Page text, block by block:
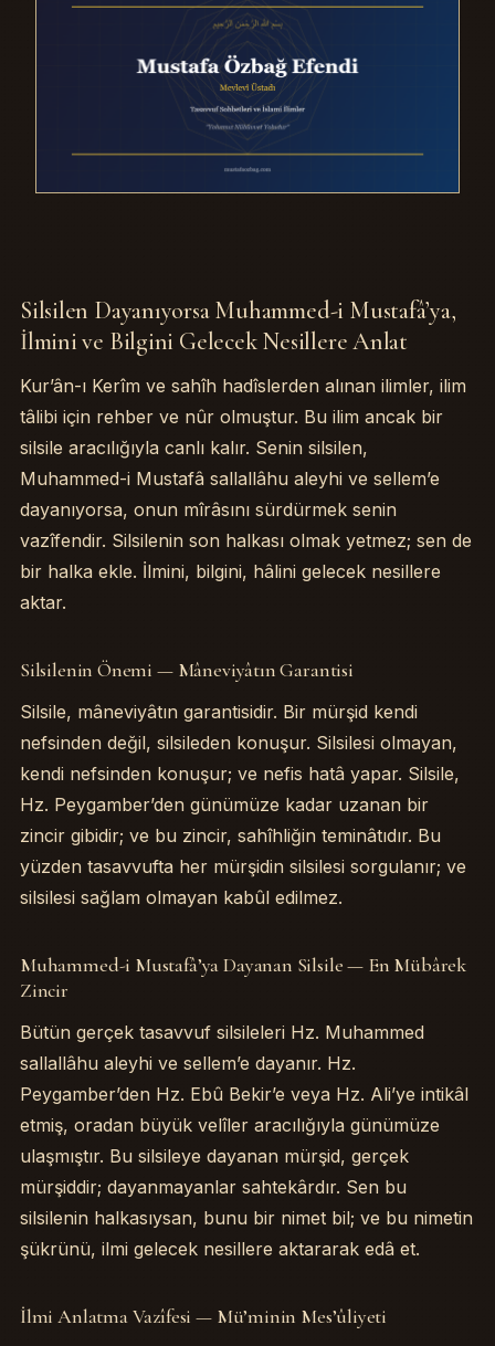
Table of Contents
Silsilen Dayanıyorsa Muhammed-i Mustafâ’ya, İlmini ve
Muhammed-i Mustafâ’ya Dayanan Silsile — En Mübârek Zincir
İlmi Anlatma Vazîfesi — Mü’minin Mes’ûliyeti
Gelecek Nesiller — Emanetin Sâhipleri
İlgili Sohbetler
Silsilen Dayanıyorsa Muhammed-i Mustafâ’ya,
İlmini ve Bilgini Gelecek Nesillere Anlat
Kur’ân-ı Kerîm ve sahîh hadîslerden alınan ilimler, ilim
tâlibi için rehber ve nûr olmuştur. Bu ilim ancak bir
silsile aracılığıyla canlı kalır. Senin silsilen,
Muhammed-i Mustafâ sallallâhu aleyhi ve sellem’e
dayanıyorsa, onun mîrâsını sürdürmek senin
vazîfendir. Silsilenin son halkası olmak yetmez; sen de
bir halka ekle. İlmini, bilgini, hâlini gelecek nesillere
aktar.
Silsilenin Önemi — Mâneviyâtın Garantisi
Silsile, mâneviyâtın garantisidir. Bir mürşid kendi
nefsinden değil, silsileden konuşur. Silsilesi olmayan,
kendi nefsinden konuşur; ve nefis hatâ yapar. Silsile,
Hz. Peygamber’den günümüze kadar uzanan bir
zincir gibidir; ve bu zincir, sahîhliğin teminâtıdır. Bu
yüzden tasavvufta her mürşidin silsilesi sorgulanır; ve
silsilesi sağlam olmayan kabûl edilmez.
Muhammed-i Mustafâ’ya Dayanan Silsile — En Mübârek
Zincir
Bütün gerçek tasavvuf silsileleri Hz. Muhammed
sallallâhu aleyhi ve sellem’e dayanır. Hz.
Peygamber’den Hz. Ebû Bekir’e veya Hz. Ali’ye intikâl
etmiş, oradan büyük velîler aracılığıyla günümüze
ulaşmıştır. Bu silsileye dayanan mürşid, gerçek
mürşiddir; dayanmayanlar sahtekârdır. Sen bu
silsilenin halkasıysan, bunu bir nimet bil; ve bu nimetin
şükrünü, ilmi gelecek nesillere aktararak edâ et.
İlmi Anlatma Vazîfesi — Mü’minin Mes’ûliyeti